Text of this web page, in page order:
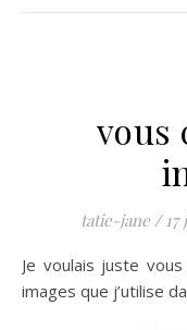
vous
tatie-jane / 17
Je voulais juste vous parler de ma source pour les jolies
images que j’utilise